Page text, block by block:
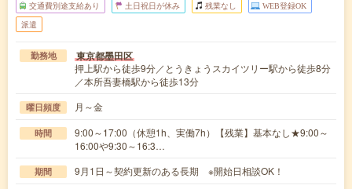
交通費別途支給あり 土日祝日が休み 残業なし WEB登録OK
派遣
勤務地 東京都墨田区
押上駅から徒歩9分／とうきょうスカイツリー駅から徒歩8分
／本所吾妻橋駅から徒歩13分
曜日頻度 月～金
時間
9:00～17:00（休憩1h、実働7h）【残業】基本なし★9:00～
16:00や9:30～16:3…
期間 9月1日～契約更新のある長期 ※開始日相談OK！